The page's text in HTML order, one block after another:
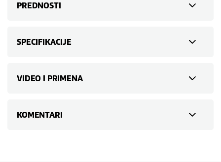
PREDNOSTI
SPECIFIKACIJE
VIDEO I PRIMENA
KOMENTARI